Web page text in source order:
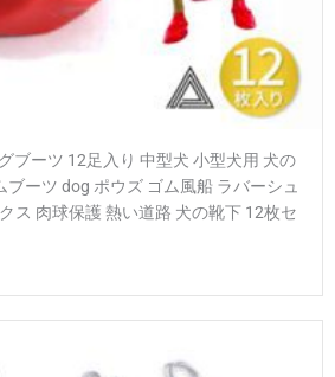
グブーツ 12足入り 中型犬 小型犬用 犬の
ブーツ dog ポウズ ゴム風船 ラバーシュ
ス 肉球保護 熱い道路 犬の靴下 12枚セ